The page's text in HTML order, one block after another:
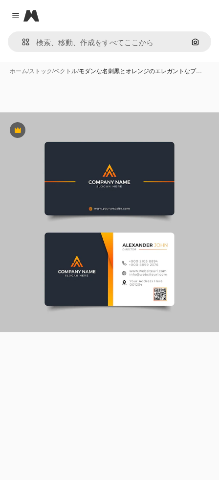
Close menu
Magnific
画像で
ホーム/ストック/ベクトル/モダンな名刺黒とオレンジのエレガントなプ…
Premium